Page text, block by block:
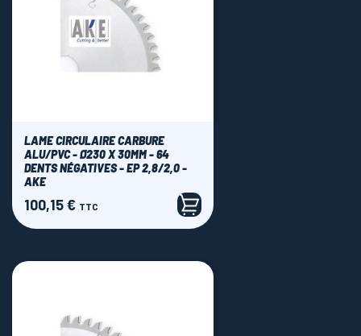
LAME CIRCULAIRE CARBURE
ALU/PVC - Ø230 X 30MM - 64
DENTS NÉGATIVES - EP 2,8/2,0 -
AKE
Prix
100,15 € TTC